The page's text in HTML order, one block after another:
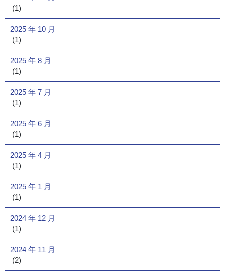
(1)
2025 年 10 月
(1)
2025 年 8 月
(1)
2025 年 7 月
(1)
2025 年 6 月
(1)
2025 年 4 月
(1)
2025 年 1 月
(1)
2024 年 12 月
(1)
2024 年 11 月
(2)